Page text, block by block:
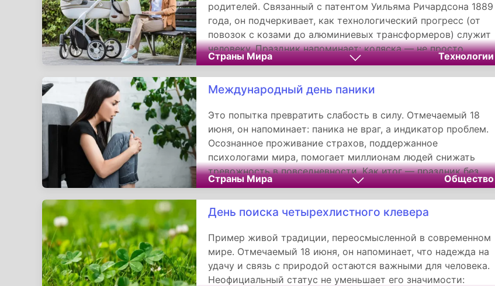
родителей. Связанный с патентом Уильяма Ричардсона 1889
года, он подчеркивает, как технологический прогресс (от
повозок с козами до алюминиевых трансформеров) служит
человеку. Праздник напоминает: коляска — не просто
транспорт, а символ любви, безопасности и свободы,
объединяющий поколения. Как гласит надпись в музее
Кайбицкого края: «В ней ребенок впервые путешествует по
Страны Мира Технологии
Международный день паники
Это попытка превратить слабость в силу. Отмечаемый 18
июня, он напоминает: паника не враг, а индикатор проблем.
Осознанное проживание страхов, поддержанное
психологами мира, помогает миллионам людей снижать
тревожность в повседневности. Как итог — праздник без
громких речей, но с реальной пользой для здоровья
общества.
Страны Мира Общество
День поиска четырехлистного клевера
Пример живой традиции, переосмысленной в современном
мире. Отмечаемый 18 июня, он напоминает, что надежда на
удачу и связь с природой остаются важными для человека.
Неофициальный статус не уменьшает его значимости: